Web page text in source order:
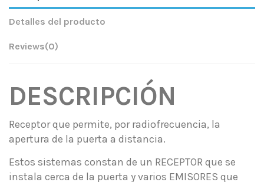
Detalles del producto
Reviews(0)
DESCRIPCIÓN
Receptor que permite, por radiofrecuencia, la
apertura de la puerta a distancia.
Estos sistemas constan de un RECEPTOR que se
instala cerca de la puerta y varios EMISORES que